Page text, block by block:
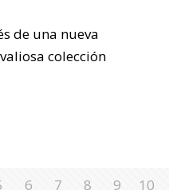
de una nueva
colección
6 7 8 9 10